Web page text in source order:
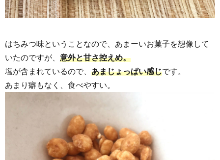
はちみつ味ということなので、あまーいお菓子を想像して
いたのですが、 意外と甘さ控えめ。
塩が含まれているので、 あまじょっぱい感じです。
あまり癖もなく、食べやすい。